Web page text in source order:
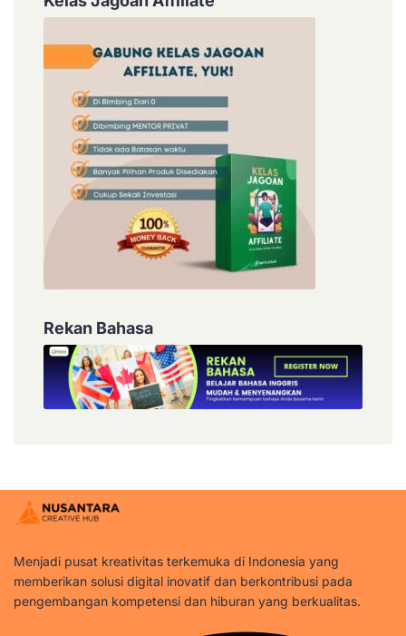
Rekan Bahasa
Menjadi pusat kreativitas terkemuka di Indonesia yang
memberikan solusi digital inovatif dan berkontribusi pada
pengembangan kompetensi dan hiburan yang berkualitas.